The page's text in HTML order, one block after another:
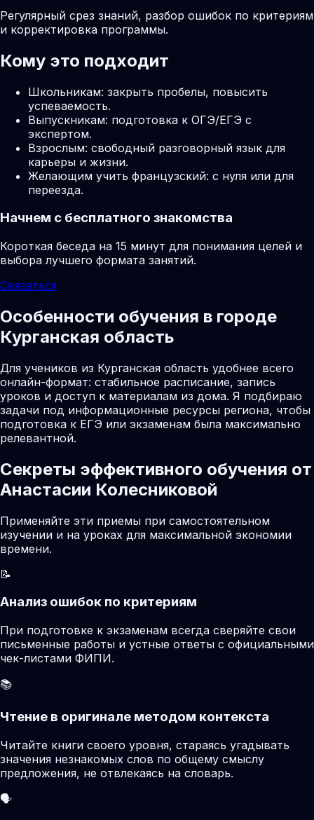
Регулярный срез знаний, разбор ошибок по критериям
и корректировка программы.
Кому это подходит
Школьникам: закрыть пробелы, повысить
успеваемость.
Выпускникам: подготовка к ОГЭ/ЕГЭ с
экспертом.
Взрослым: свободный разговорный язык для
карьеры и жизни.
Желающим учить французский: с нуля или для
переезда.
Начнем с бесплатного знакомства
Короткая беседа на 15 минут для понимания целей и
выбора лучшего формата занятий.
Связаться
Особенности обучения в городе
Курганская область
Для учеников из Курганская область удобнее всего
онлайн-формат: стабильное расписание, запись
уроков и доступ к материалам из дома. Я подбираю
задачи под информационные ресурсы региона, чтобы
подготовка к ЕГЭ или экзаменам была максимально
релевантной.
Секреты эффективного обучения от
Анастасии Колесниковой
Применяйте эти приемы при самостоятельном
изучении и на уроках для максимальной экономии
времени.
📝
Анализ ошибок по критериям
При подготовке к экзаменам всегда сверяйте свои
письменные работы и устные ответы с официальными
чек-листами ФИПИ.
📚
Чтение в оригинале методом контекста
Читайте книги своего уровня, стараясь угадывать
значения незнакомых слов по общему смыслу
предложения, не отвлекаясь на словарь.
🗣️